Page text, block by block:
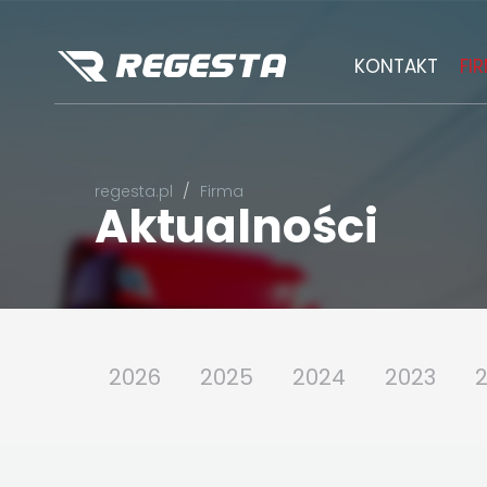
KONTAKT
regesta.pl Firma
Aktualności
2026 2025 2024 2023